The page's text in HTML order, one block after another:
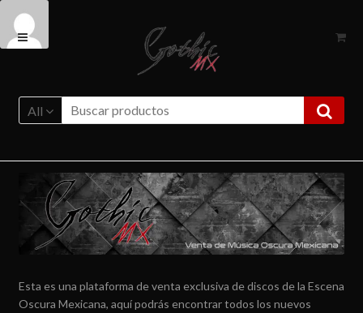
Ir
a
Ir
al
All
Esta es una plataforma de venta exclusiva de discos de la Escena
Oscura Mexicana, aquí podrás encontrar todos los nuevos